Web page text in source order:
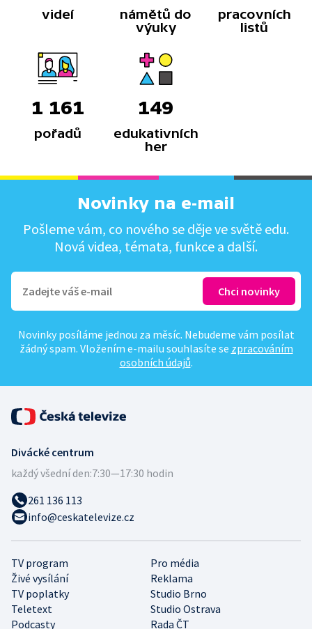
videí
námětů do
výuky
pracovních
listů
1 161
pořadů
149
edukativních
her
Novinky na e-mail
Pošleme vám, co nového se děje ve světě edu.
Nová videa, témata, funkce a další.
Novinky posíláme jednou za měsíc. Nebudeme vám posílat
žádný spam. Vložením e-mailu souhlasíte se zpracováním
osobních údajů.